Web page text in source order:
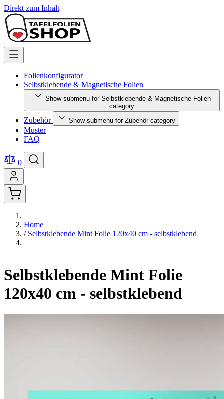
Direkt zum Inhalt
Folienkonfigurator
Selbstklebende & Magnetische Folien
Show submenu for Selbstklebende & Magnetische Folien
category
Zubehör Show submenu for Zubehör category
Muster
FAQ
0
Home
/ Selbstklebende Mint Folie 120x40 cm - selbstklebend
Selbstklebende Mint Folie
120x40 cm - selbstklebend